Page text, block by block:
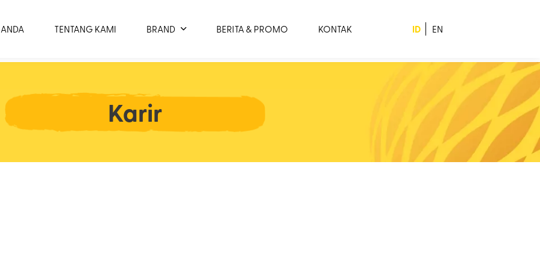
TENTANG KAMI BRAND BERITA & PROMO KONTAK ID EN
Karir